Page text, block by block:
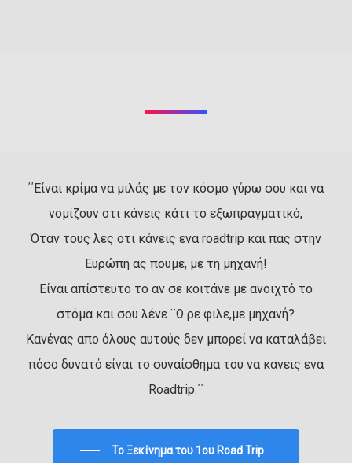
΄΄Είναι κρίμα να μιλάς με τον κόσμο γύρω σου και να
νομίζουν οτι κάνεις κάτι το εξωπραγματικό,
Όταν τους λες οτι κάνεις ενα roadtrip και πας στην
Ευρώπη ας πουμε, με τη μηχανή!
Είναι απίστευτο το αν σε κοιτάνε με ανοιχτό το
στόμα και σου λένε ¨Ω ρε φιλε,με μηχανή?
Κανένας απο όλους αυτούς δεν μπορεί να καταλάβει
πόσο δυνατό είναι το συναίσθημα του να κανεις ενα
Roadtrip.΄΄
To Ξεκίνημα του 1ου Road Trip